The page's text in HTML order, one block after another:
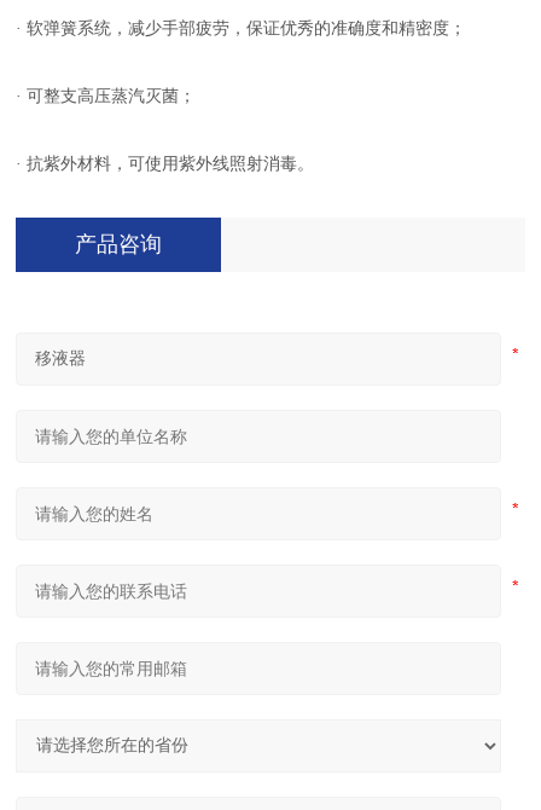
· 软弹簧系统，减少手部疲劳，保证优秀的准确度和精密度；
· 可整支高压蒸汽灭菌；
· 抗紫外材料，可使用紫外线照射消毒。
产品咨询